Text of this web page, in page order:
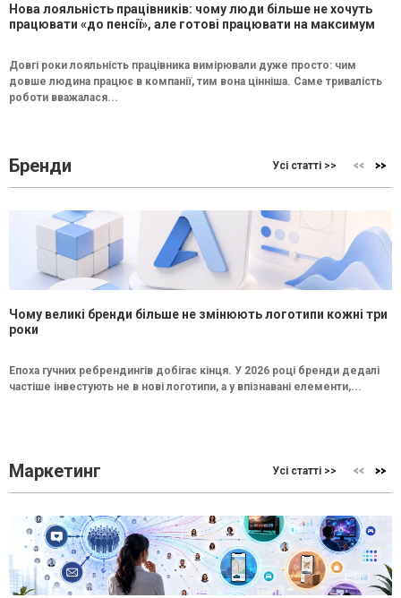
Нова лояльність працівників: чому люди більше не хочуть
працювати «до пенсії», але готові працювати на максимум
Довгі роки лояльність працівника вимірювали дуже просто: чим
довше людина працює в компанії, тим вона цінніша. Саме тривалість
роботи вважалася...
Бренди Усі статті >>
Чому великі бренди більше не змінюють логотипи кожні три
роки
Епоха гучних ребрендингів добігає кінця. У 2026 році бренди дедалі
частіше інвестують не в нові логотипи, а у впізнавані елементи,...
Маркетинг Усі статті >>